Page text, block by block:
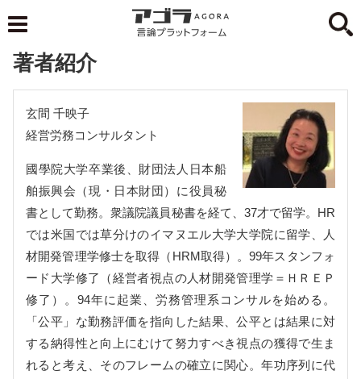
著者紹介
玄間 千映子
経営労務コンサルタント
國學院大学卒業後、財団法人日本船
舶振興会（現・日本財団）に役員秘
書として勤務。衆議院議員秘書を経て、37才で留学。HR
では米国では草分けのイマヌエル大学大学院に留学、人
材開発管理学修士を取得（HRM取得）。99年スタンフォ
ード大学修了（経営者視点の人材開発管理学＝ＨＲＥＰ
修了）。94年に起業、労務管理系コンサルを始める。
「公平」な勤務評価を指向した結果、公平とは結果に対
する納得性と向上にむけて努力すべき視点の獲得で生ま
れると考え、そのフレームの確立に関心。年功序列に代